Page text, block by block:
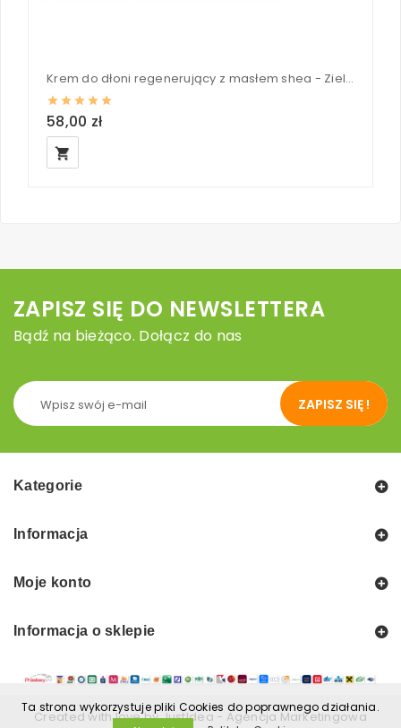
Ta strona wykorzystuje pliki Cookies do poprawnego działania.
Krem do dłoni regenerujący z masłem shea - Zielone Laboratorium 100 ml
58,00 zł
local_grocery_store
ZAPISZ SIĘ DO NEWSLETTERA
Bądź na bieżąco. Dołącz do nas
ZAPISZ SIĘ !
Kategorie
Informacja
Moje konto
Informacja o sklepie
Created with love byJustIdea- Agencja Marketingowa